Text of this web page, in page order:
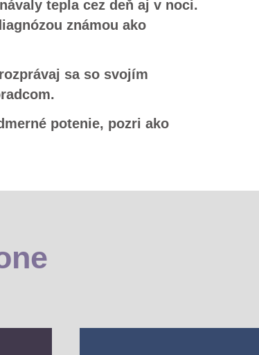
tepla cez deň aj v noci.
známou ako
sa so svojím
potenie, pozri ako